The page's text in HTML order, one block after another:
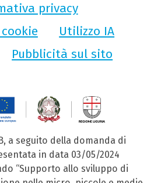
privacy
Utilizzo IA
Pubblicità sul sito
a seguito della domanda di
in data 03/05/2024
“Supporto allo sviluppo di